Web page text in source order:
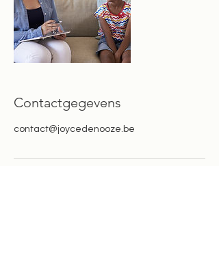
Contactgegevens
contact@joycedenooze.be